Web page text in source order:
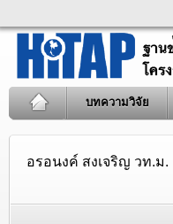
บทความวิจัย
อรอนงค์ สงเจริญ วท.ม.